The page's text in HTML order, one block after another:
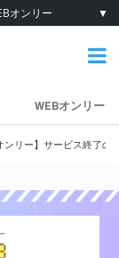
オンリー ▼
WEBオンリー
ンリー】サービス終了の